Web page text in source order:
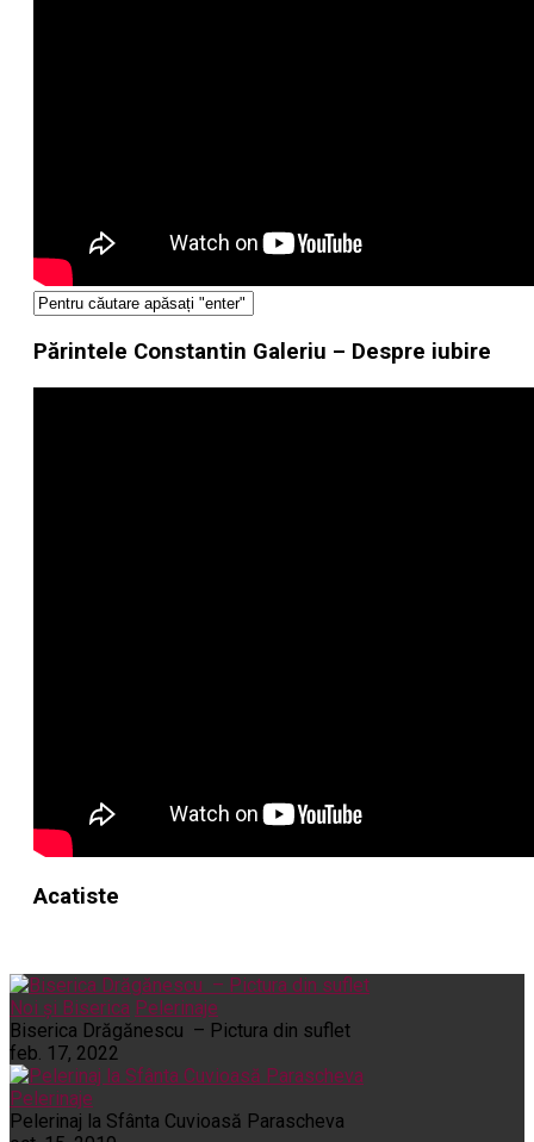
Părintele Constantin Galeriu – Despre iubire
Acatiste
Noi și Biserica Pelerinaje
Biserica Drăgănescu – Pictura din suflet
feb. 17, 2022
Pelerinaje
Pelerinaj la Sfânta Cuvioasă Parascheva